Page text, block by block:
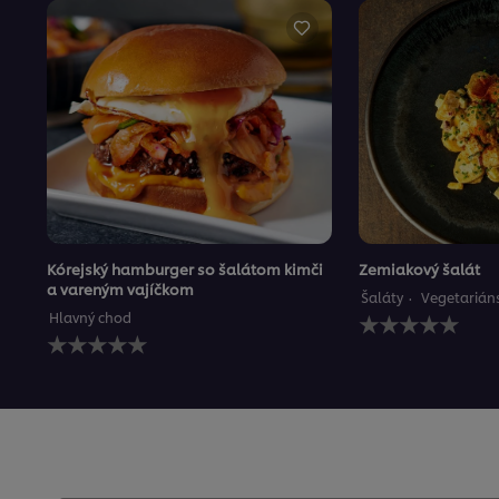
Kórejský hamburger so šalátom kimči
a vareným vajíčkom
Hlavný chod
Pre
túto
odoslané
Zemiakový šalát
Šaláty
Pre
túto
žiadne